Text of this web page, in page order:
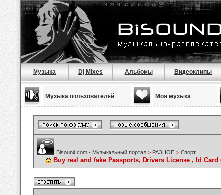
Музыка Dj Mixes Альбомы Видеоклипы
Музыка пользователей Моя музыка
Bisound.com - Музыкальный портал > РАЗНОЕ > Спорт
Buy real and fake Passports, Drivers License , Id Card